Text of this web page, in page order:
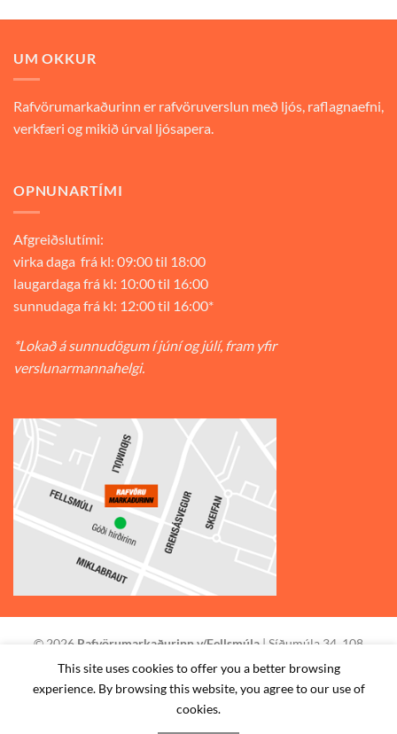
9.900 kr..6.930 kr..
UM OKKUR
Rafvörumarkaðurinn er rafvöruverslun með ljós, raflagnaefni,
verkfæri og mikið úrval ljósapera.
OPNUNARTÍMI
Afgreiðslutími:
virka daga frá kl: 09:00 til 18:00
laugardaga frá kl: 10:00 til 16:00
sunnudaga frá kl: 12:00 til 16:00*
*Lokað á sunnudögum í júní og júlí, fram yfir
verslunarmannahelgi.
© 2026 Rafvörumarkaðurinn v/Fellsmúla | Síðumúla 34, 108
Reykjavík | S: 585-2888 |
STAÐSETNING HAFA SAMBAND SKILMÁLAR
This site uses cookies to offer you a better browsing
experience. By browsing this website, you agree to our use of
cookies.